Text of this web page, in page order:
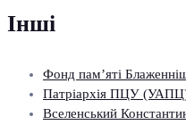
Інші
Фонд пам’яті
Патріархія ПЦУ
Вселенський